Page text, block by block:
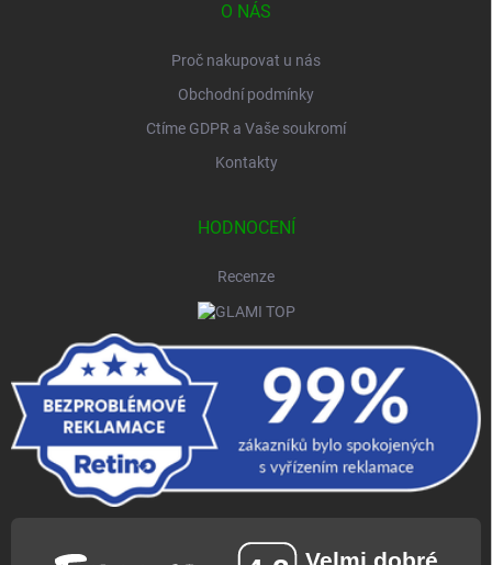
O NÁS
Proč nakupovat u nás
Obchodní podmínky
Ctíme GDPR a Vaše soukromí
Kontakty
HODNOCENÍ
Recenze